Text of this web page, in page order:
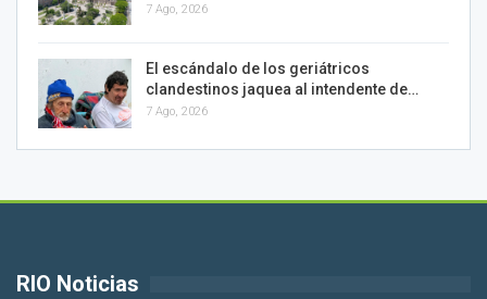
7 Ago, 2026
El escándalo de los geriátricos
clandestinos jaquea al intendente de…
7 Ago, 2026
RIO Noticias